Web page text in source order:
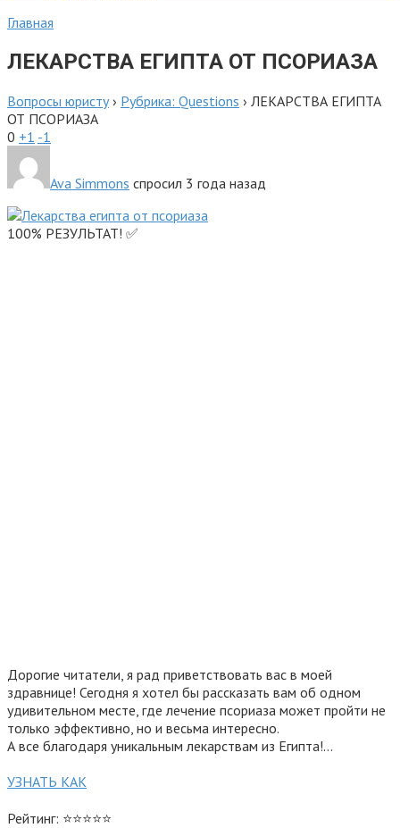
Главная
ЛЕКАРСТВА ЕГИПТА ОТ ПСОРИАЗА
Вопросы юристу› Рубрика: Questions › ЛЕКАРСТВА ЕГИПТА
ОТ ПСОРИАЗА
0 +1 -1
Ava Simmons спросил 3 года назад
100% РЕЗУЛЬТАТ! ✅
Дорогие читатели, я рад приветствовать вас в моей
здравнице! Сегодня я хотел бы рассказать вам об одном
удивительном месте, где лечение псориаза может пройти не
только эффективно, но и весьма интересно.
А все благодаря уникальным лекарствам из Египта!…
УЗНАТЬ КАК
Рейтинг: ⭐⭐⭐⭐⭐